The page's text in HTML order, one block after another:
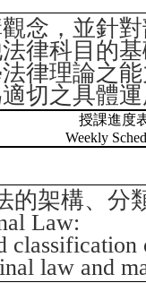
念，並針
律科目的
律理論之
切之具體
授課進度
Weekly
的架構、分
Law:
law and